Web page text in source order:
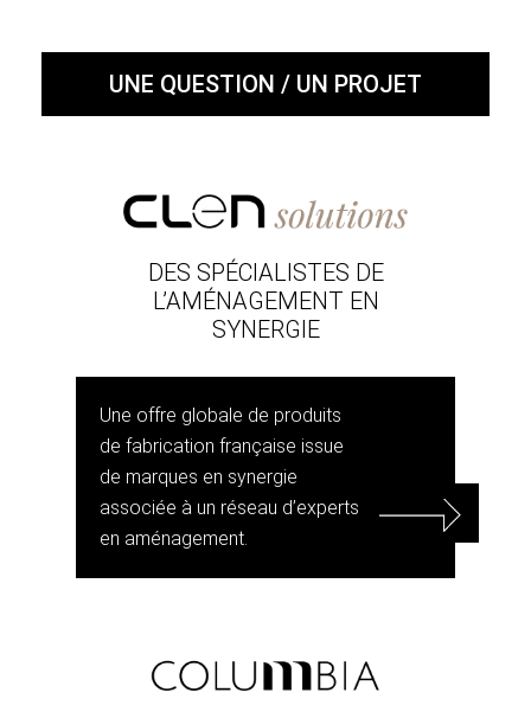
UNE QUESTION / UN PROJET
DES SPÉCIALISTES DE
L’AMÉNAGEMENT EN
SYNERGIE
Une offre globale de produits
de fabrication française issue
de marques en synergie
associée à un réseau d’experts
en aménagement.